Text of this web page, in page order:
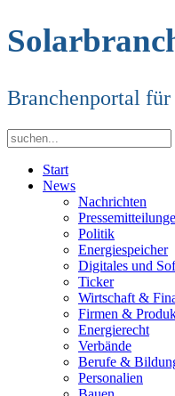
Branchenportal
Start
News
Nachrichten
Politik
Energiespeicher
Digitales und
Ticker
Wirtschaft &
Firmen &
Energierecht
Verbände
Berufe &
Personalien